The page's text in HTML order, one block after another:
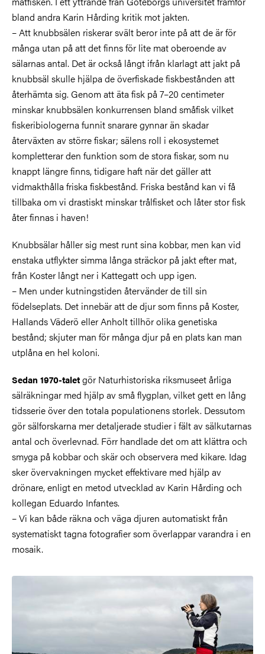
bland andra Karin Hårding kritik mot jakten.
– Att knubbsälen riskerar svält beror inte på att de är för
många utan på att det finns för lite mat oberoende av
sälarnas antal. Det är också långt ifrån klarlagt att jakt på
knubbsäl skulle hjälpa de överfiskade fiskbestånden att
återhämta sig. Genom att äta fisk på 7–20 centimeter
minskar knubbsälen konkurrensen bland småfisk vilket
fiskeribiologerna funnit snarare gynnar än skadar
återväxten av större fiskar; sälens roll i ekosystemet
kompletterar den funktion som de stora fiskar, som nu
knappt längre finns, tidigare haft när det gäller att
vidmakthålla friska fiskbestånd. Friska bestånd kan vi få
tillbaka om vi drastiskt minskar trålfisket och låter stor fisk
åter finnas i haven!
Knubbsälar håller sig mest runt sina kobbar, men kan vid
enstaka utflykter simma långa sträckor på jakt efter mat,
från Koster långt ner i Kattegatt och upp igen.
– Men under kutningstiden återvänder de till sin
födelseplats. Det innebär att de djur som finns på Koster,
Hallands Väderö eller Anholt tillhör olika genetiska
bestånd; skjuter man för många djur på en plats kan man
utplåna en hel koloni.
Sedan 1970-taletgör Naturhistoriska riksmuseet årliga
sälräkningar med hjälp av små flygplan, vilket gett en lång
tidsserie över den totala populationens storlek. Dessutom
gör sälforskarna mer detaljerade studier i fält av sälkutarnas
antal och överlevnad. Förr handlade det om att klättra och
smyga på kobbar och skär och observera med kikare. Idag
sker övervakningen mycket effektivare med hjälp av
drönare, enligt en metod utvecklad av Karin Hårding och
kollegan Eduardo Infantes.
– Vi kan både räkna och väga djuren automatiskt från
systematiskt tagna fotografier som överlappar varandra i en
mosaik.